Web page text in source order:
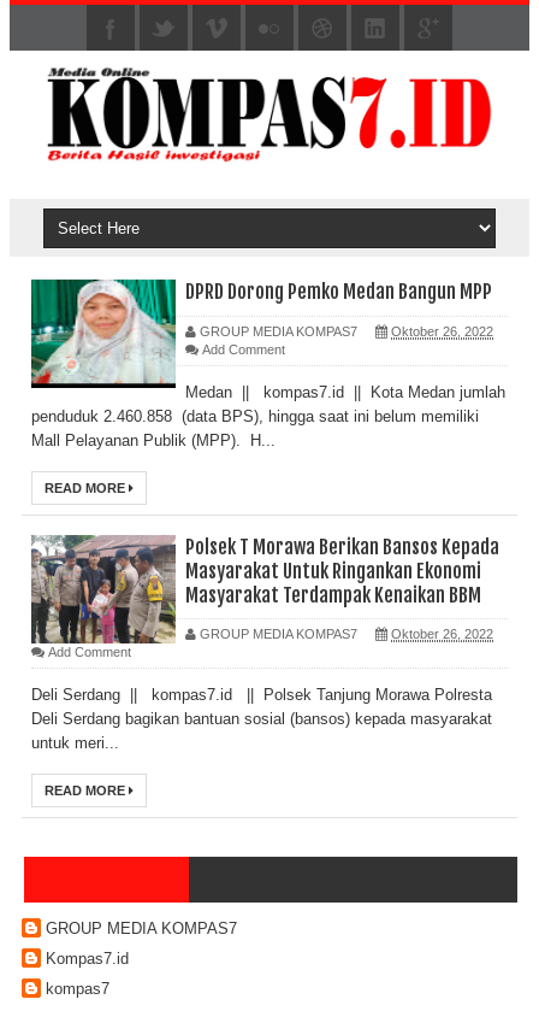
DPRD Dorong Pemko Medan Bangun MPP
GROUP MEDIA KOMPAS7
Oktober 26, 2022
Add Comment
Medan || kompas7.id || Kota Medan jumlah
penduduk 2.460.858 (data BPS), hingga saat ini belum memiliki
Mall Pelayanan Publik (MPP). H...
READ MORE
Polsek T Morawa Berikan Bansos Kepada
Masyarakat Untuk Ringankan Ekonomi
Masyarakat Terdampak Kenaikan BBM
GROUP MEDIA KOMPAS7
Oktober 26, 2022
Add Comment
Deli Serdang || kompas7.id || Polsek Tanjung Morawa Polresta
Deli Serdang bagikan bantuan sosial (bansos) kepada masyarakat
untuk meri...
READ MORE
GROUP MEDIA KOMPAS7
Kompas7.id
kompas7